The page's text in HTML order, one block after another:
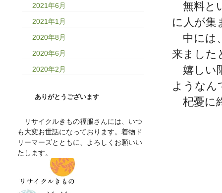
無料と
に人が集
中には
来ました
嬉しい
ようなん
杞憂に
2021年6月
2021年1月
2020年8月
2020年6月
2020年2月
ありがとうございます
リサイクルきもの福服さんには、いつ
も大変お世話になっております。着物ド
リーマーズとともに、よろしくお願いい
たします。